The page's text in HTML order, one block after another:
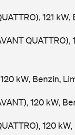
121
QUATTRO),
kW, Benzin,
120 kW,
120